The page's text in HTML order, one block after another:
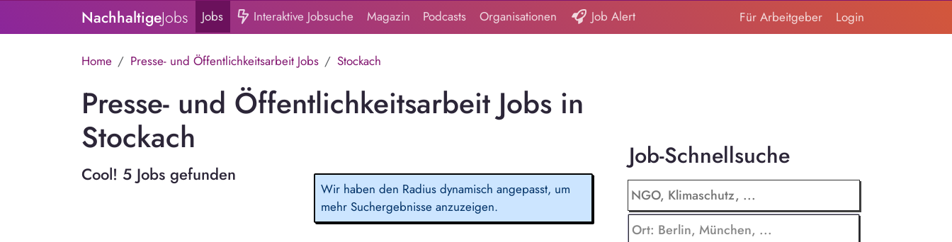
NachhaltigeJobs Jobs Interaktive Jobsuche Magazin Podcasts Organisationen Job Alert Für Arbeitgeber Login
Home Presse- und Öffentlichkeitsarbeit Jobs Stockach
Presse- und Öffentlichkeitsarbeit Jobs in
Stockach
Cool! 5 Jobs gefunden
Wir haben den Radius dynamisch angepasst, um
mehr Suchergebnisse anzuzeigen.
Job-Schnellsuche